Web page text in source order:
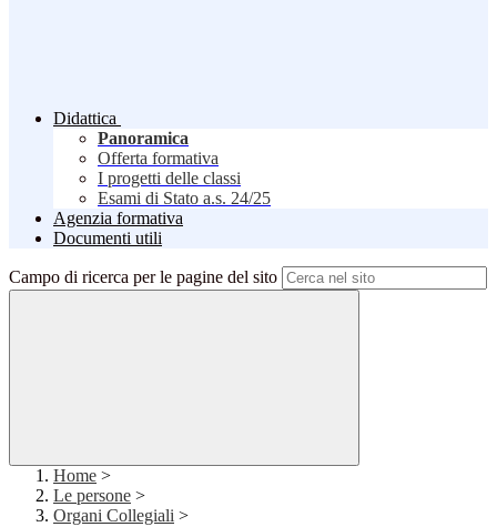
Didattica
Panoramica
Offerta formativa
I progetti delle classi
Esami di Stato a.s. 24/25
Agenzia formativa
Documenti utili
Campo di ricerca per le pagine del sito
Home >
Le persone >
Organi Collegiali >